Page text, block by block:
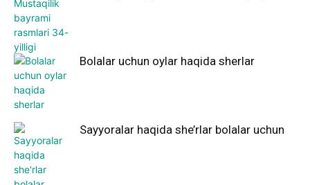
Bolalar uchun oylar haqida sherlar
Sayyoralar haqida she’rlar bolalar uchun